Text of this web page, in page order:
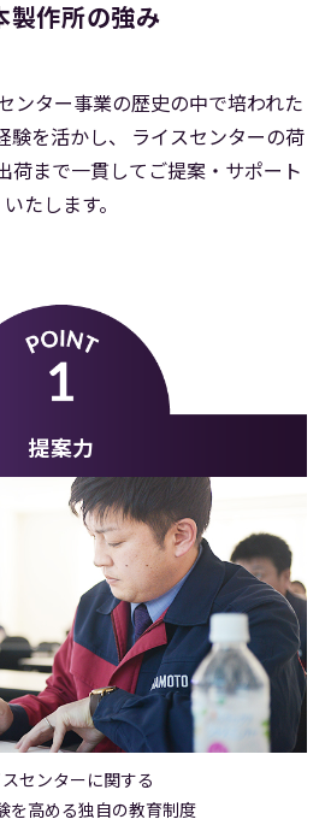
製作所の強み
ンター事業の歴史の中で培われた
を活かし、
ライスセンターの荷
荷まで一貫してご提案・サポート
いたします。
提案力
センターに関する
を高める独自の教育制度